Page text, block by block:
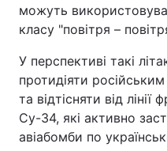
можуть
класу "повітря –
У перспективі такі
протидіяти
та відтісняти від
Су-34, які активно
авіабомби по